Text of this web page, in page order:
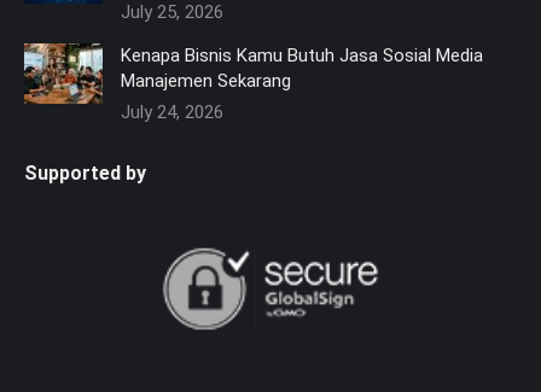
July 25, 2026
Kenapa Bisnis Kamu Butuh Jasa Sosial Media
Manajemen Sekarang
July 24, 2026
Supported by